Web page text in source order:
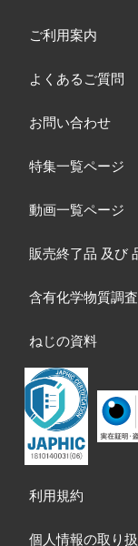
ご利用案内
よくあるご質問
お問い合わせ
特集一覧ページ
動画一覧ページ
販売終了品 及び
含有化学物質調
ねじの資料
利用規約
個人情報の取り